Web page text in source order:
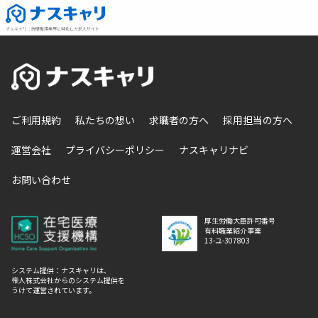
ナスキャリ ： 訪問看護業界に特化した求人サイト
ご利用規約 私たちの想い 求職者の方へ 採用担当の方へ
運営会社 プライバシーポリシー ナスキャリナビ
お問い合わせ
厚生労働大臣許可番号
有料職業紹介事業
13-ユ-307803
システム提供：ナスキャリは、
帝人株式会社からのシステム提供を
うけて運営されています。